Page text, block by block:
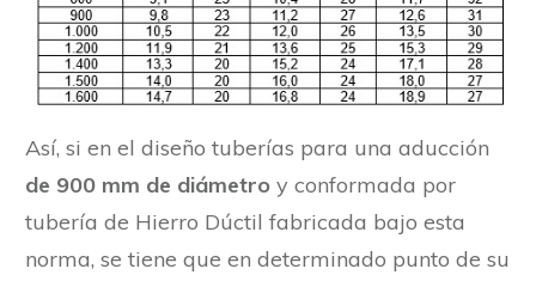
Así, si en el diseño tuberías para una aducción
de 900 mm de diámetro y conformada por
tubería de Hierro Dúctil fabricada bajo esta
norma, se tiene que en determinado punto de su